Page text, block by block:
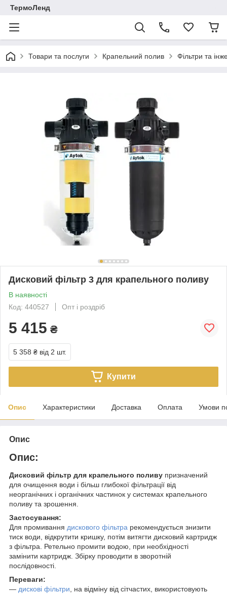
ТермоЛенд
Товари та послуги Крапельний полив Фільтри та
Дисковий фільтр 3 для крапельного поливу
В наявності
Код: 440527
Опт і роздріб
5 415 ₴
5 358 ₴ від 2 шт.
Купити
Опис Характеристики Доставка Оплата Умови
Опис
Опис:
Дисковий фільтр для крапельного поливу призначений
для очищення води і більш глибокої фільтрації від
неорганічних і органічних частинок у системах крапельного
поливу та зрошення.
Застосування:
Для промивання дискового фільтра рекомендується знизити
тиск води, відкрутити кришку, потім витягти дисковий картридж
з фільтра. Ретельно промити водою, при необхідності
замінити картридж. Збірку проводити в зворотній
послідовності.
Переваги:
― дискові фільтри, на відміну від сітчастих, використовують